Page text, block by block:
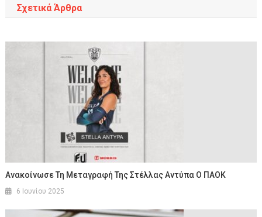
Σχετικά Άρθρα
Ανακοίνωσε Τη Μεταγραφή Της Στέλλας Αντύπα Ο ΠΑΟΚ
6 Ιουνίου 2025